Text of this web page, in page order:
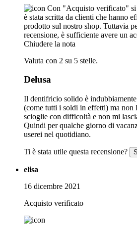
Con "Acquisto verificato" si
è stata scritta da clienti che hanno
prodotto sul nostro shop. Tuttavia
recensione, è sufficiente avere un
Chiudere la nota
Valuta con 2 su 5 stelle.
Delusa
Il dentifricio solido è
(come tutti i soldi in effetti) ma non
scioglie con difficoltà e non mi
Quindi per qualche giorno di
userei nel quotidiano.
Ti è stata utile questa recensione?
elisa
16 dicembre 2021
Acquisto verificato